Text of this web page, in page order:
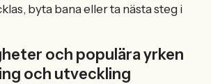
byta bana eller ta nästa steg i
och populära yrken
och utveckling